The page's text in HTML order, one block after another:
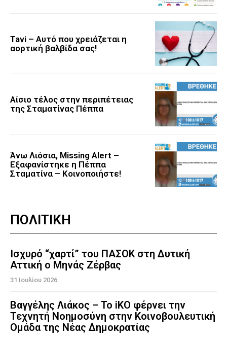
Tavi – Αυτό που χρειάζεται η
αορτική βαλβίδα σας!
Αίσιο τέλος στην περιπέτειας
της Σταματίνας Πέππα
Άνω Λιόσια, Missing Alert –
Εξαφανίστηκε η Πέππα
Σταματίνα – Κοινοποιήστε!
ΠΟΛΙΤΙΚΗ
Ισχυρό “χαρτί” του ΠΑΣΟΚ στη Δυτική
Αττική ο Μηνάς Ζέρβας
31 Ιουλίου 2026
Βαγγέλης Λιάκος – Το iKO φέρνει την
Τεχνητή Νοημοσύνη στην Κοινοβουλευτική
Ομάδα της Νέας Δημοκρατίας